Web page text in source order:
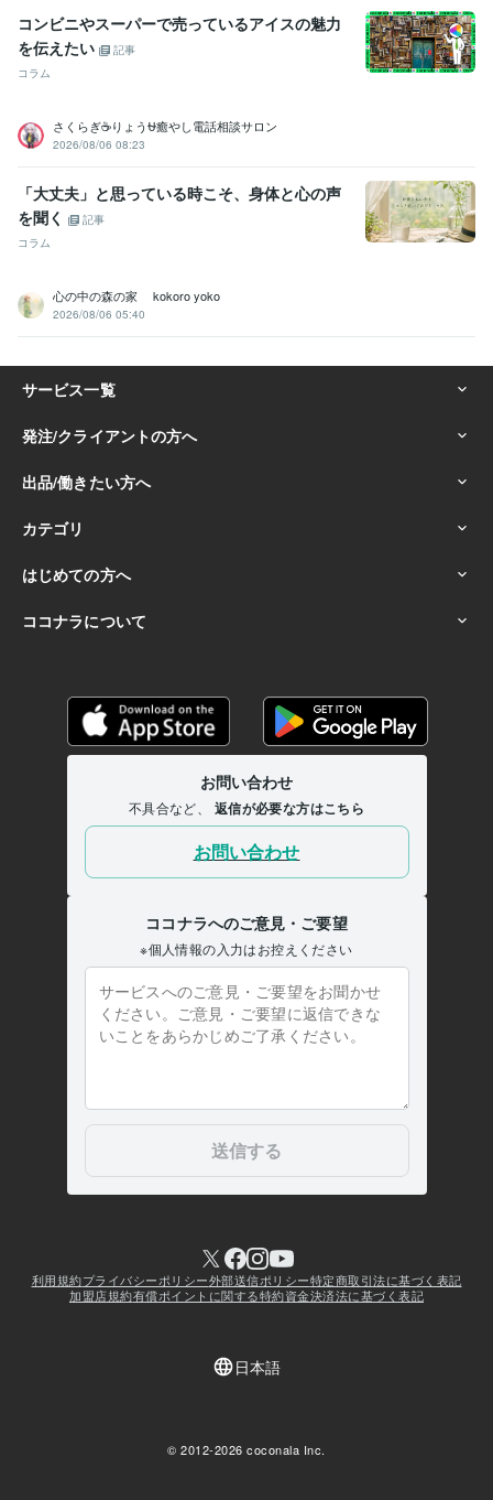
コンビニやスーパーで売っているアイスの魅力
を伝えたい
記事
コラム
さくらぎ☕りょう⛎癒やし電話相談サロン
2026/08/06 08:23
「大丈夫」と思っている時こそ、身体と心の声
を聞く
記事
コラム
心の中の森の家 kokoro yoko
2026/08/06 05:40